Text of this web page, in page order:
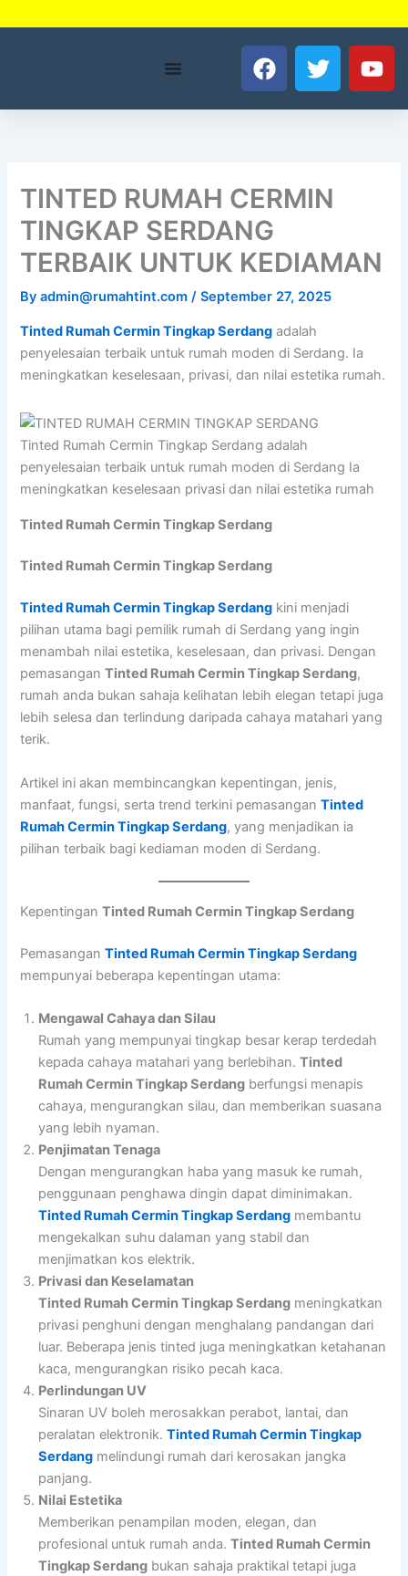
to
F
a
o
k
T
w
r
Y
o
TINTED RUMAH CERMIN
TINGKAP SERDANG
TERBAIK UNTUK KEDIAMAN
Byadmin@rumahtint.com/September 27, 2025
Tinted Rumah Cermin Tingkap Serdang adalah
penyelesaian terbaik untuk rumah moden di Serdang. Ia
meningkatkan keselesaan, privasi, dan nilai estetika rumah.
Tinted Rumah Cermin Tingkap Serdang adalah
penyelesaian terbaik untuk rumah moden di Serdang Ia
meningkatkan keselesaan privasi dan nilai estetika rumah
Tinted Rumah Cermin Tingkap Serdang
Tinted Rumah Cermin Tingkap Serdang
Tinted Rumah Cermin Tingkap Serdang kini menjadi
pilihan utama bagi pemilik rumah di Serdang yang ingin
menambah nilai estetika, keselesaan, dan privasi. Dengan
pemasanganTinted Rumah Cermin Tingkap Serdang,
rumah anda bukan sahaja kelihatan lebih elegan tetapi juga
lebih selesa dan terlindung daripada cahaya matahari yang
terik.
Artikel ini akan membincangkan kepentingan, jenis,
manfaat, fungsi, serta trend terkini pemasanganTinted
Rumah Cermin Tingkap Serdang, yang menjadikan ia
pilihan terbaik bagi kediaman moden di Serdang.
KepentinganTinted Rumah Cermin Tingkap Serdang
PemasanganTinted Rumah Cermin Tingkap Serdang
mempunyai beberapa kepentingan utama:
Mengawal Cahaya dan Silau
Rumah yang mempunyai tingkap besar kerap terdedah
kepada cahaya matahari yang berlebihan.Tinted
Rumah Cermin Tingkap Serdang berfungsi menapis
cahaya, mengurangkan silau, dan memberikan suasana
yang lebih nyaman.
Penjimatan Tenaga
Dengan mengurangkan haba yang masuk ke rumah,
penggunaan penghawa dingin dapat diminimakan.
Tinted Rumah Cermin Tingkap Serdang membantu
mengekalkan suhu dalaman yang stabil dan
menjimatkan kos elektrik.
Privasi dan Keselamatan
Tinted Rumah Cermin Tingkap Serdang meningkatkan
privasi penghuni dengan menghalang pandangan dari
luar. Beberapa jenis tinted juga meningkatkan ketahanan
kaca, mengurangkan risiko pecah kaca.
Perlindungan UV
Sinaran UV boleh merosakkan perabot, lantai, dan
peralatan elektronik.Tinted Rumah Cermin Tingkap
Serdang melindungi rumah dari kerosakan jangka
panjang.
Nilai Estetika
Memberikan penampilan moden, elegan, dan
profesional untuk rumah anda.Tinted Rumah Cermin
Tingkap Serdang bukan sahaja praktikal tetapi juga